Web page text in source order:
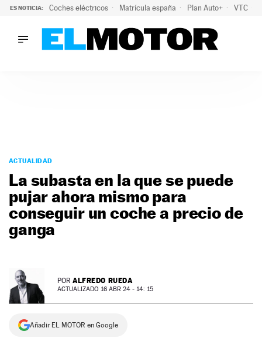
ES NOTICIA: Coches eléctricos Matrícula españa Plan Auto+ VTC
PODCAST
MOTOS
TECNOLOGÍA
SUPERCOCHES
PREMIOS
NEWSLETTER
ACTUALIDAD
La subasta en la que se puede
pujar ahora mismo para
conseguir un coche a precio de
ganga
POR ALFREDO RUEDA
ACTUALIZADO 16 ABR 24 - 14: 15
Añadir EL MOTOR en Google